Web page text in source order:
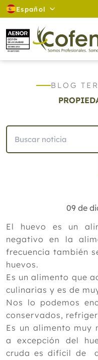
Español
BLOG
2025
2024
2023
2021
2019
2018
2017
09 de
El huevo es un
negativo en la
frecuencia también
huevos.
Es un alimento que
culinarias y es de
Nos lo podemos
conservados,
Es un alimento
a excepción del
cruda es difícil de